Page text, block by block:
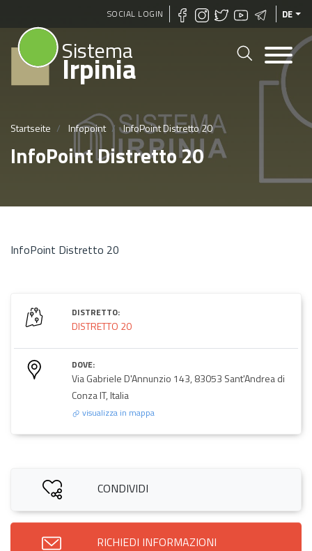
Direkt
zum
SOCIAL LOGIN DE
Sistema
Irpinia
Startseite Infopoint InfoPoint Distretto 20
InfoPoint Distretto 20
InfoPoint Distretto 20
DISTRETTO:
DISTRETTO 20
DOVE:
Via Gabriele D'Annunzio 143, 83053 Sant'Andrea di
Conza IT, Italia
visualizza in mappa
CONDIVIDI
RICHIEDI INFORMAZIONI